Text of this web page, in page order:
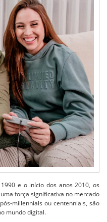
e o início dos anos 2010, os
força significativa no mercado
pós-millennials ou centennials, são
mundo digital.